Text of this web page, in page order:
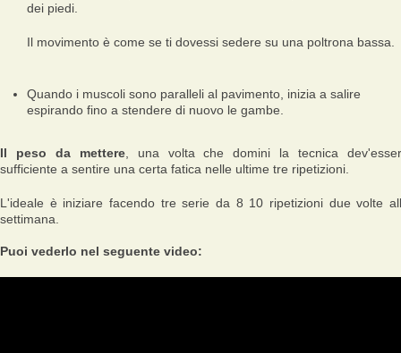
dei piedi.
Il movimento è come se ti dovessi sedere su una poltrona bassa.
Quando i muscoli sono paralleli al pavimento, inizia a salire
espirando fino a stendere di nuovo le gambe.
Il peso da mettere, una volta che domini la tecnica
sufficiente a sentire una certa fatica nelle ultime tre ripetizioni.
L'ideale è iniziare facendo tre serie da 8 10 ripetizioni due volte
settimana.
Puoi vederlo nel seguente video: